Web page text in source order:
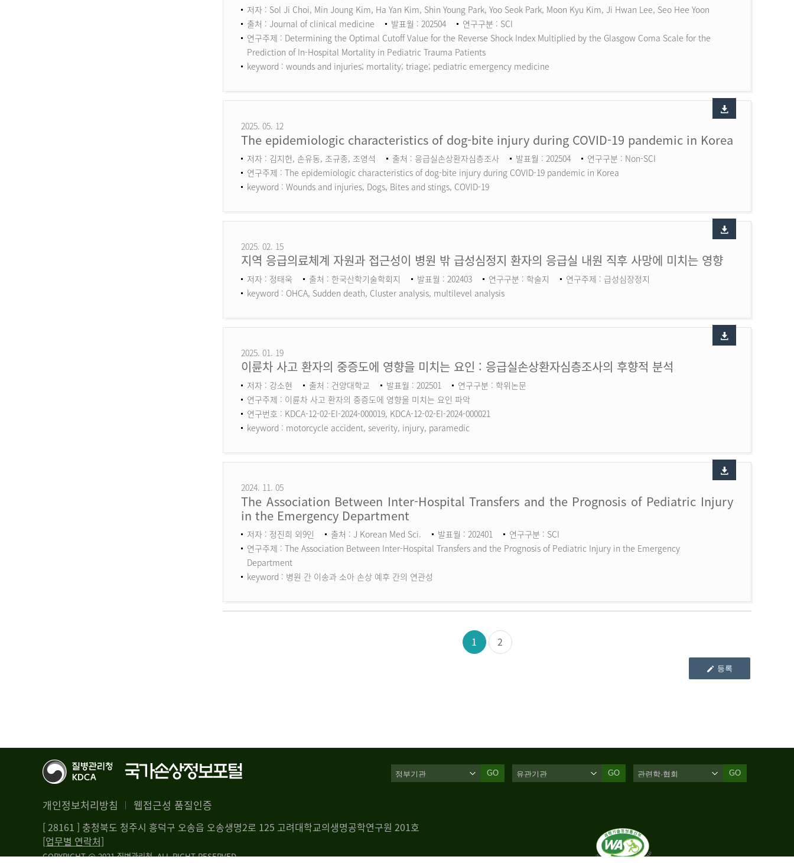
저자 : Sol Ji Choi, Min Joung Kim, Ha Yan Kim, Shin Young Park, Yoo Seok Park, Moon Kyu Kim, Ji Hwan Lee, Seo Hee Yoon
출처 : Journal of clinical medicine
발표월 : 202504
연구구분 : SCI
연구주제 : Determining the Optimal Cutoff Value for the Reverse Shock Index Multiplied by the Glasgow Coma Scale for the
Prediction of In-Hospital Mortality in Pediatric Trauma Patients
keyword : wounds and injuries; mortality; triage; pediatric emergency medicine
2025. 05. 12
The epidemiologic characteristics of dog-bite injury during COVID-19 pandemic in Korea
저자 : 김지헌, 손유동, 조규종, 조영석 출처 : 응급실손상환자심층조사 발표월 : 202504
연구구분 : Non-SCI
연구주제 : The epidemiologic characteristics of dog-bite injury during COVID-19 pandemic in Korea
keyword : Wounds and injuries, Dogs, Bites and stings, COVID-19
2025. 02. 15
지역 응급의료체계 자원과 접근성이 병원 밖 급성심정지 환자의 응급실 내원 직후 사망에 미치는 영향
저자 : 정태욱 출처 : 한국산학기술학회지 발표월 : 202403 연구구분 : 학술지
연구주제 : 급성심장정지
keyword : OHCA, Sudden death, Cluster analysis, multilevel analysis
2025. 01. 19
이륜차 사고 환자의 중증도에 영향을 미치는 요인 : 응급실손상환자심층조사의 후향적 분석
저자 : 강소현 출처 : 건양대학교 발표월 : 202501
연구구분 : 학위논문
연구주제 : 이륜차 사고 환자의 중증도에 영향을 미치는 요인 파악
연구번호 : KDCA-12-02-EI-2024-000019, KDCA-12-02-EI-2024-000021
keyword : motorcycle accident, severity, injury, paramedic
2024. 11. 05
The Association Between Inter-Hospital Transfers and the Prognosis of Pediatric Injury
in the Emergency Department
저자 : 정진희 외9인 출처 : J Korean Med Sci. 발표월 : 202401
연구구분 : SCI
연구주제 : The Association Between Inter-Hospital Transfers and the Prognosis of Pediatric Injury in the Emergency
Department
keyword : 병원 간 이송과 소아 손상 예후 간의 연관성
1 2
등록
개인정보처리방침 웹접근성 품질인증
GO GO GO
[ 28161 ] 충청북도 청주시 흥덕구 오송읍 오송생명2로 125 고려대학교의생명공학연구원 201호
[업무별 연락처]
COPYRIGHT @ 2021 질병관리청. ALL RIGHT RESERVED